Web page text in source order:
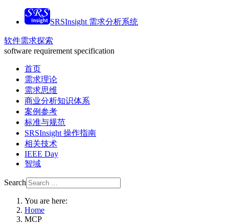
SRSInsight 需求分析系统
软件需求探索
software requirement specification
首页
需求理论
需求思维
商业分析知识体系
案例参考
标准与规范
SRSInsight 操作指南
相关技术
IEEE Day
智域
Search
You are here:
Home
MCP